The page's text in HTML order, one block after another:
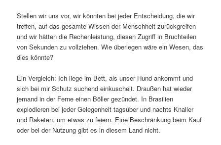
Stellen wir uns vor, wir könnten bei jeder Entscheidung, die wir
treffen, auf das gesamte Wissen der Menschheit zurückgreifen
und wir hätten die Rechenleistung, diesen Zugriff in Bruchteilen
von Sekunden zu vollziehen. Wie überlegen wäre ein Wesen, das
dies könnte?
Ein Vergleich: Ich liege im Bett, als unser Hund ankommt und
sich bei mir Schutz suchend einkuschelt. Draußen hat wieder
jemand in der Ferne einen Böller gezündet. In Brasilien
explodieren bei jeder Gelegenheit tagsüber und nachts Knaller
und Raketen, um etwas zu feiern. Eine Beschränkung beim Kauf
oder bei der Nutzung gibt es in diesem Land nicht.